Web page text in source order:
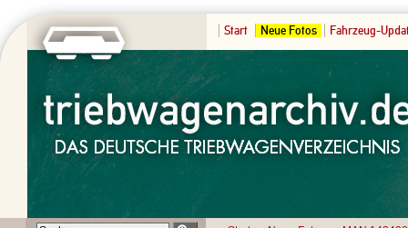
Start Neue Fotos Fahrzeug-